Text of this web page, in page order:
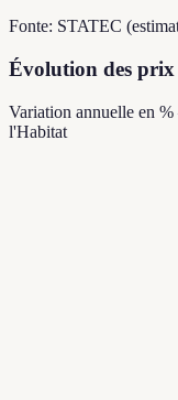
Fonte: STATEC
Évolution des
Variation annuelle en
l'Habitat